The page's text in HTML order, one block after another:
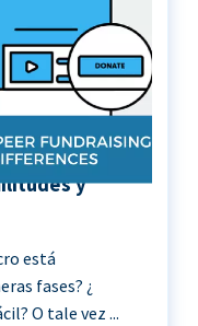
de
y
está
fases? ¿
O tale vez ...